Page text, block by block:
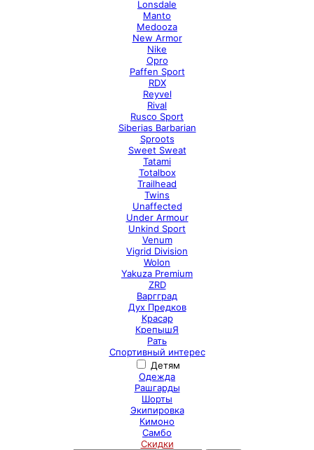
Lonsdale
Manto
Medooza
New Armor
Nike
Opro
Paffen Sport
RDX
Reyvel
Rival
Rusco Sport
Siberias Barbarian
Sproots
Sweet Sweat
Tatami
Totalbox
Trailhead
Twins
Unaffected
Under Armour
Unkind Sport
Venum
Vigrid Division
Wolon
Yakuza Premium
ZRD
Варгград
Дух Предков
Красар
КрепышЯ
Рать
Спортивный интерес
Детям
Одежда
Рашгарды
Шорты
Экипировка
Кимоно
Самбо
Скидки